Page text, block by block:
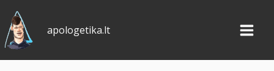
Pereiti
prie
turinio
apologetika.lt